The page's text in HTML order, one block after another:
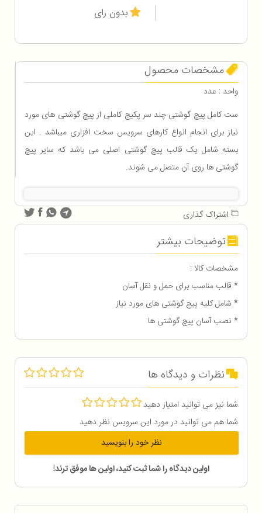
بدون رای
مشخصات محصول
واحد : عدد
ست کامل پیچ گوشتی چند سر پکیج کاملی از پیچ گوشتی های مورد
نیاز برای انجام انواع کارهای سرویس سخت افزاری میباشد . این
بسته شامل یک قالب پیچ گوشتی اصلی می باشد که سایر پیچ
گوشتی ها روی آن متصل می شوند.
اشتراک گذاری
توضیحات بیشتر
مشخصات کالا :
* قالب مناسب برای حمل و نقل آسان
* شامل کلیه پیچ گوشتی های مورد نیاز
* نصب آسان پیچ گوشتی ها
نظرات و دیدگاه ها
شما نیز می توانید امتیاز دهید
شما هم می توانید در مورد این سرویس نظر دهید
نظر خود را بنویسید
اولین دیدگاه را شما ثبت کنید، اولین ها موفق ترند!